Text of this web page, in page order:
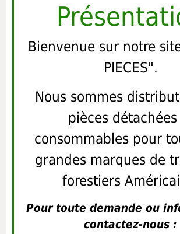
Bienvenue sur notre
PIECES".
Nous sommes
pièces
consommables pour
grandes marques de
forestiers
Pour toute demande ou
contactez-nous :